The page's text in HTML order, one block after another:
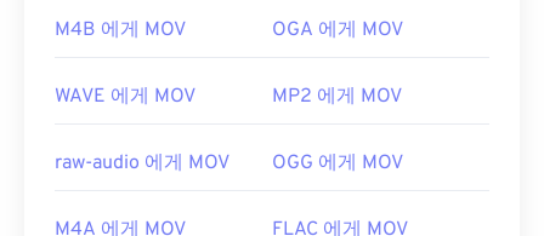
최초 출시:2001년
https://developer.apple.com/library/archive/
CH203-BBCGDDDF
M4B 에게 MOV OGA 에게 MOV
WAVE 에게 MOV MP2 에게 MOV
raw-audio 에게 MOV OGG 에게 MOV
M4A 에게 MOV FLAC 에게 MOV